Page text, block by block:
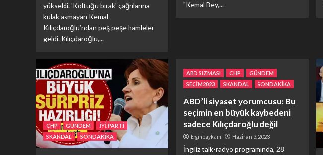
yükseldi. 'Koltuğu bırak' çağrılarına
kulak asmayan Kemal
Kılıçdaroğlu’ndan peş peşe hamleler
geldi. Kılıçdaroğlu,...
"Kemal Bey,...
CHP GÜNDEM
İYİ PARTİ
SKANDAL
SONDAKİKA
ABD SIZMASI CHP
GÜNDEM
SEÇİM2023
SKANDAL SONDAKİKA
ABD’li siyaset yorumcusu: Bu
seçimin en büyük kaybedeni
sadece Kılıçdaroğlu değil
Erginbaykam Haziran 3, 2023
İngiliz talk-radyo programında, 28